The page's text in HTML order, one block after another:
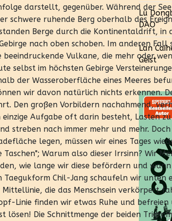
darstellt, gegenüber. Während der
schwere ruhende Berg oberhalb des
Berge durch die Kontinentaldrift, in
nach oben schoben. Im anderen Fall
Vulkane, die mehr oder
selbst im höchsten Gebirge
der Wasseroberfläche eines Meeres
wir davon natürlich nichts erkennen.
Den großen Vorbildern nachahmend,
Aufgabe oft darin besteht, Lasten
streben nach immer mehr und mehr.
legen, müssen wir eines Tages
Warum also dieser Irrsinn? Wir
wie lange wir diese befördern und wann
Chil-Jang schaufeln wir unten
die das Menschsein verkörpert
Linie finden wir etwas Ruhe und befreien
lösen! Die Schnittmenge der beiden
Lü
DAO“
Lan
Geist